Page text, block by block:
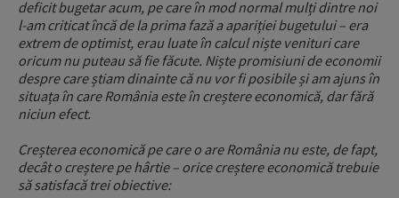
deficit bugetar acum, pe care în mod normal mulți dintre noi
l-am criticat încă de la prima fază a apariției bugetului – era
extrem de optimist, erau luate în calcul niște venituri care
oricum nu puteau să fie făcute. Niște promisiuni de economii
despre care știam dinainte că nu vor fi posibile și am ajuns în
situața în care România este în creștere economică, dar fără
niciun efect.
Creșterea economică pe care o are România nu este, de fapt,
decât o creștere pe hârtie – orice creștere economică trebuie
să satisfacă trei obiective: